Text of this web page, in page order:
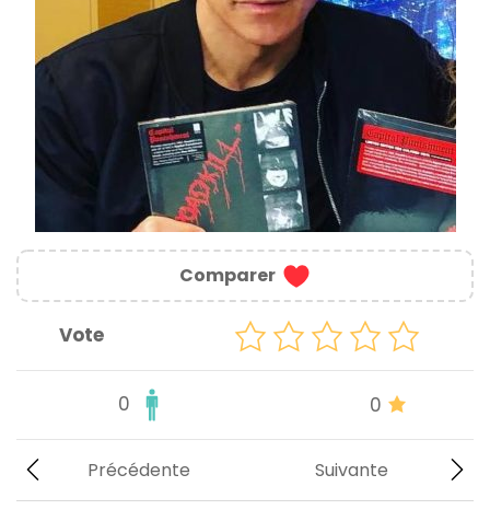
Comparer
Vote
0 0
Suivante
Précédente